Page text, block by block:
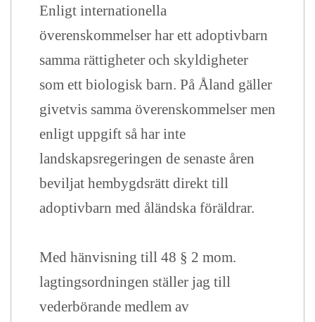
Enligt internationella
överenskommelser har ett adoptivbarn
samma rättigheter och skyldigheter
som ett biologisk barn. På Åland gäller
givetvis samma överenskommelser men
enligt uppgift så har inte
landskapsregeringen de senaste åren
beviljat hembygdsrätt direkt till
adoptivbarn med åländska föräldrar.
Med hänvisning till 48 § 2 mom.
lagtingsordningen ställer jag till
vederbörande medlem av